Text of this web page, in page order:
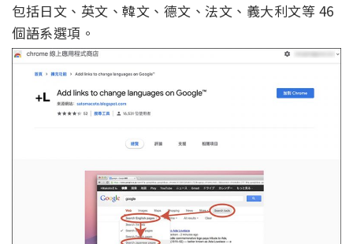
包括日文、英文、韓文、德文、法文、義大利文等 46
個語系選項。